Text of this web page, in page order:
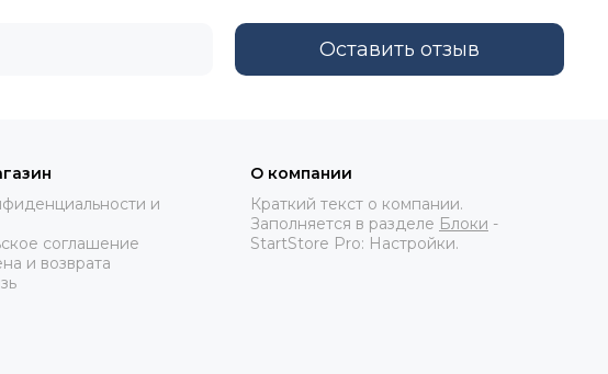
Оставить отзыв
и
соглашение
и возврата
О компании
Краткий текст о компании.
Заполняется в разделе Блоки -
StartStore Pro: Настройки.